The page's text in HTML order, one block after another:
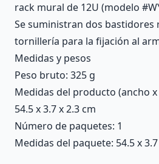
rack mural de 12U (modelo
Se suministran dos bastidores
tornillería para la fijación al
Medidas y pesos
Peso bruto: 325 g
Medidas del producto (ancho
54.5 x 3.7 x 2.3 cm
Número de paquetes: 1
Medidas del paquete: 54.5 x